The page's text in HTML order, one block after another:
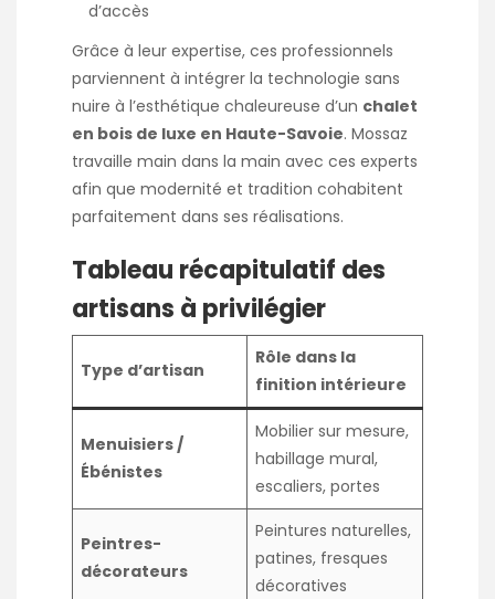
d’accès
Grâce à leur expertise, ces professionnels
parviennent à intégrer la technologie sans
nuire à l’esthétique chaleureuse d’un chalet
en bois de luxe en Haute-Savoie. Mossaz
travaille main dans la main avec ces experts
afin que modernité et tradition cohabitent
parfaitement dans ses réalisations.
Tableau récapitulatif des
artisans à privilégier
Type d’artisan
Rôle dans la
finition intérieure
Menuisiers /
Ébénistes
Mobilier sur mesure,
habillage mural,
escaliers, portes
Peintres-
décorateurs
Peintures naturelles,
patines, fresques
décoratives